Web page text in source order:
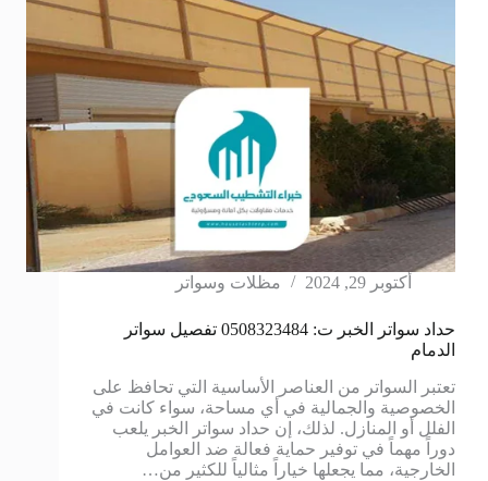
أكتوبر 29, 2024 مظلات وسواتر
حداد سواتر الخبر ت: 0508323484 تفصيل سواتر
الدمام
تعتبر السواتر من العناصر الأساسية التي تحافظ على
الخصوصية والجمالية في أي مساحة، سواء كانت في
الفلل أو المنازل. لذلك، إن حداد سواتر الخبر يلعب
دوراً مهماً في توفير حماية فعالة ضد العوامل
الخارجية، مما يجعلها خياراً مثالياً للكثير من…